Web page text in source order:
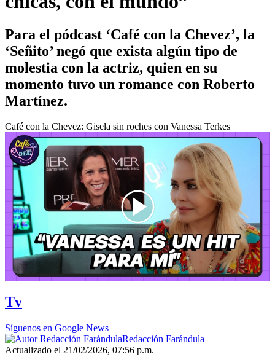
Para el pódcast ‘Café con la Chevez’, la
‘Señito’ negó que exista algún tipo de
molestia con la actriz, quien en su
momento tuvo un romance con Roberto
Martínez.
Café con la Chevez: Gisela sin roches con Vanessa Terkes
01:13
Tv
Síguenos en Google News
Redacción Farándula
Actualizado el 21/02/2026, 07:56 p.m.